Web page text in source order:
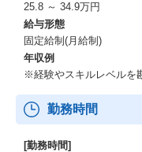
25.8 ～ 34.9万円
給与形態
固定給制(月給制)
年収例
※経験やスキルレベルを
勤務時間
[勤務時間]